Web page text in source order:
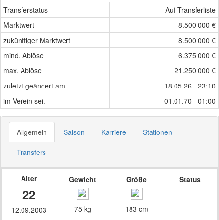
Transferstatus
Auf Transferliste
Marktwert
8.500.000 €
zukünftiger Marktwert
8.500.000 €
mind. Ablöse
6.375.000 €
max. Ablöse
21.250.000 €
zuletzt geändert am
18.05.26 - 23:10
im Verein seit
01.01.70 - 01:00
Allgemein Saison Karriere Stationen
Transfers
Alter
22
12.09.2003
Gewicht
75 kg
Größe
183 cm
Status